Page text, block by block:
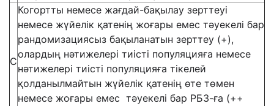
С
Когортты немесе жағдай-бақылау зерттеуі
немесе жүйелік қатенің жоғары емес тәуекелі бар
рандомизациясыз бақыланатын зерттеу (+),
олардың нәтижелері тиісті популяцияға немесе
нәтижелері тиісті популяцияға тікелей
қолданылмайтын жүйелік қатенің өте төмен
немесе жоғары емес тәуекелі бар РБЗ-ға (++